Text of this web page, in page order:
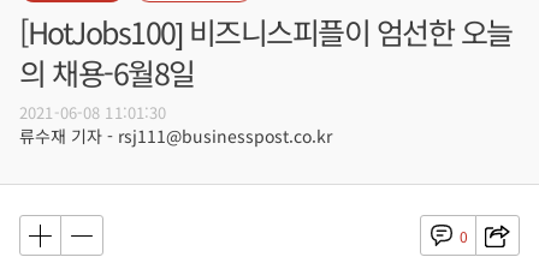
[HotJobs100] 비즈니스피플이 엄선한 오늘
의 채용-6월8일
2021-06-08 11:01:30
류수재 기자 - rsj111@businesspost.co.kr
0